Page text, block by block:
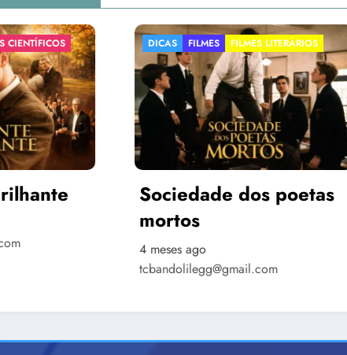
LITERÁRIOS
poetas
DICAS FILMES FILMES SOBRE ARTE
Moça com Brinco de
Pérola
4 meses ago
tcbandolilegg@gmail.com